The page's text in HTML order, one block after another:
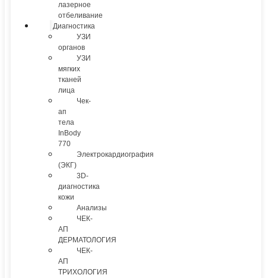
лазерное
отбеливание
Диагностика
УЗИ
органов
УЗИ
мягких
тканей
лица
Чек-
ап
тела
InBody
770
Электрокардиография
(ЭКГ)
3D-
диагностика
кожи
Анализы
ЧЕК-
АП
ДЕРМАТОЛОГИЯ
ЧЕК-
АП
ТРИХОЛОГИЯ